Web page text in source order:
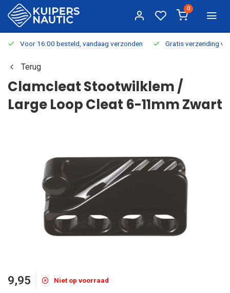
0
Voor 16:00 besteld, vandaag verzonden Gratis verzending
Terug
Clamcleat Stootwilklem /
Large Loop Cleat 6-11mm Zwart
9,95 Niet op voorraad